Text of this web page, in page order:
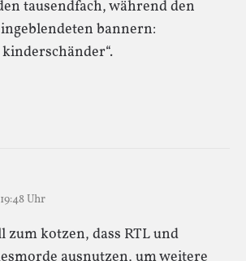
tausendfach, während den
bannern:
Uhr
zum kotzen, dass RTL und